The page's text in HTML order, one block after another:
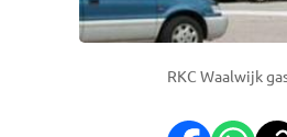
RKC Waalwijk